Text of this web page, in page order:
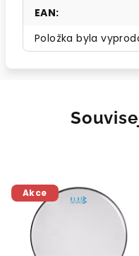
EAN:
Položka byla
Akce